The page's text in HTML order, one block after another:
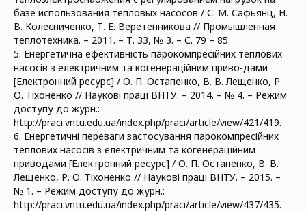
базе использования тепловых насосов / С. М. Сафьянц, Н.
В. Колесниченко, Т. Е. Веретенникова // Промышленная
теплотехника. – 2011. – Т. 33, № 3. – С. 79 – 85.
5. Енергетична ефективність парокомпресійних теплових
насосів з електричним та когенераційним приво-дами
[Електронний ресурс] / О. П. Остапенко, В. В. Лещенко, Р.
О. Тіхоненко // Наукові праці ВНТУ. – 2014. – № 4. – Режим
доступу до журн.:
http://praci.vntu.edu.ua/index.php/praci/article/view/421/419.
6. Енергетичні переваги застосування парокомпресійних
теплових насосів з електричним та когенераційним
приводами [Електронний ресурс] / О. П. Остапенко, В. В.
Лещенко, Р. О. Тіхоненко // Наукові праці ВНТУ. – 2015. –
№ 1. – Режим доступу до журн.:
http://praci.vntu.edu.ua/index.php/praci/article/view/437/435.